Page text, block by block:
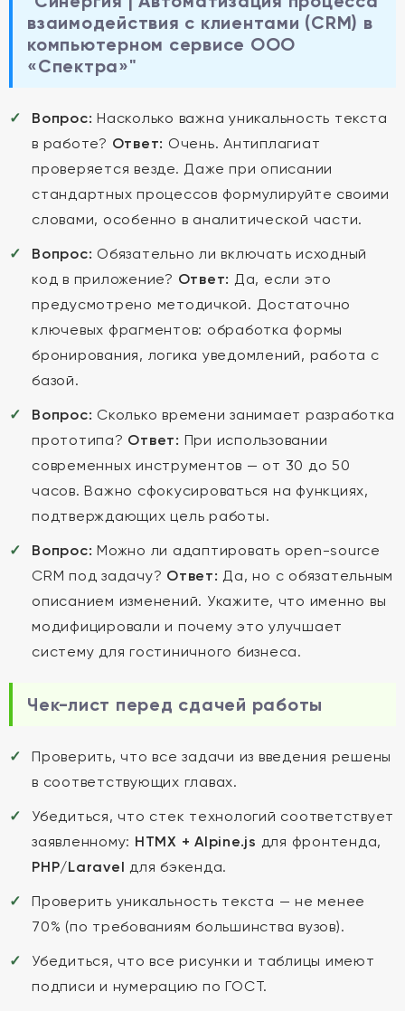
взаимодействия с клиентами (CRM) в
компьютерном сервисе ООО
«Спектра»"
Вопрос: Насколько важна уникальность текста
в работе? Ответ: Очень. Антиплагиат
проверяется везде. Даже при описании
стандартных процессов формулируйте своими
словами, особенно в аналитической части.
Вопрос: Обязательно ли включать исходный
код в приложение? Ответ: Да, если это
предусмотрено методичкой. Достаточно
ключевых фрагментов: обработка формы
бронирования, логика уведомлений, работа с
базой.
Вопрос: Сколько времени занимает разработка
прототипа? Ответ: При использовании
современных инструментов — от 30 до 50
часов. Важно сфокусироваться на функциях,
подтверждающих цель работы.
Вопрос: Можно ли адаптировать open-source
CRM под задачу? Ответ: Да, но с обязательным
описанием изменений. Укажите, что именно вы
модифицировали и почему это улучшает
систему для гостиничного бизнеса.
Чек-лист перед сдачей работы
Проверить, что все задачи из введения решены
в соответствующих главах.
Убедиться, что стек технологий соответствует
заявленному: HTMX + Alpine.js для фронтенда,
PHP/Laravel для бэкенда.
Проверить уникальность текста — не менее
70% (по требованиям большинства вузов).
Убедиться, что все рисунки и таблицы имеют
подписи и нумерацию по ГОСТ.